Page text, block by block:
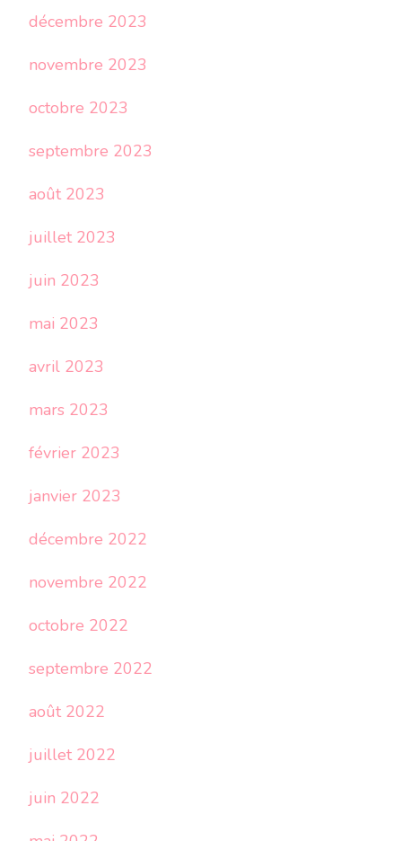
décembre 2023
novembre 2023
octobre 2023
septembre 2023
août 2023
juillet 2023
juin 2023
mai 2023
avril 2023
mars 2023
février 2023
janvier 2023
décembre 2022
novembre 2022
octobre 2022
septembre 2022
août 2022
juillet 2022
juin 2022